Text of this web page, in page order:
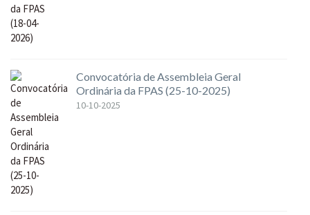
Convocatória de Assembleia Geral
Ordinária da FPAS (25-10-2025)
10-10-2025